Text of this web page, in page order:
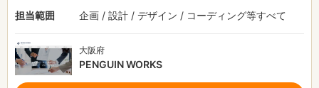
担当範囲 企画 / 設計 / デザイン / コーディング等すべて
大阪府
PENGUIN WORKS